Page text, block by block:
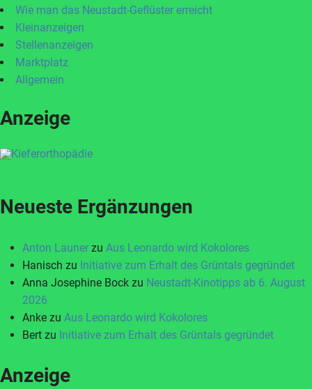
Wie man das Neustadt-Geflüster erreicht
Kleinanzeigen
Stellenanzeigen
Marktplatz
Allgemein
Anzeige
Neueste Ergänzungen
Anton Launer zu Aus Leonardo wird Kokolores
Hanisch zu Initiative zum Erhalt des Grüntals gegründet
Anna Josephine Bock zu Neustadt-Kinotipps ab 6. August
2026
Anke zu Aus Leonardo wird Kokolores
Bert zu Initiative zum Erhalt des Grüntals gegründet
Anzeige